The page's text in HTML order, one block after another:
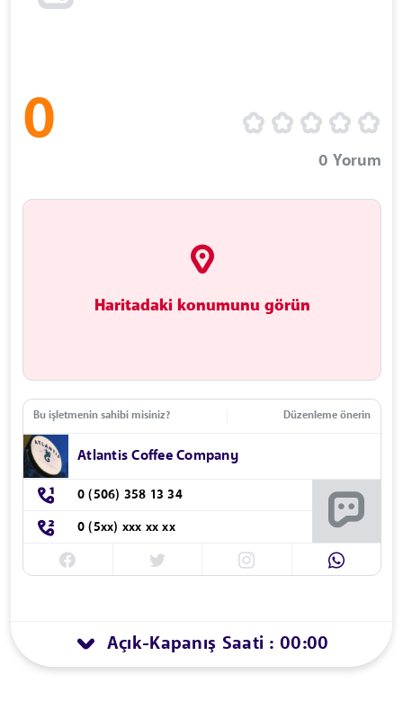
0
0 Yorum
Haritadaki konumunu görün
Bu işletmenin sahibi misiniz? Düzenleme önerin
Atlantis Coffee Company
0 (506) 358 13 34
0 (5xx) xxx xx xx
Açık-Kapanış Saati : 00:00